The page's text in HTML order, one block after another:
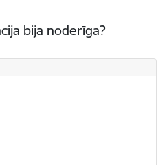
bija noderīga?